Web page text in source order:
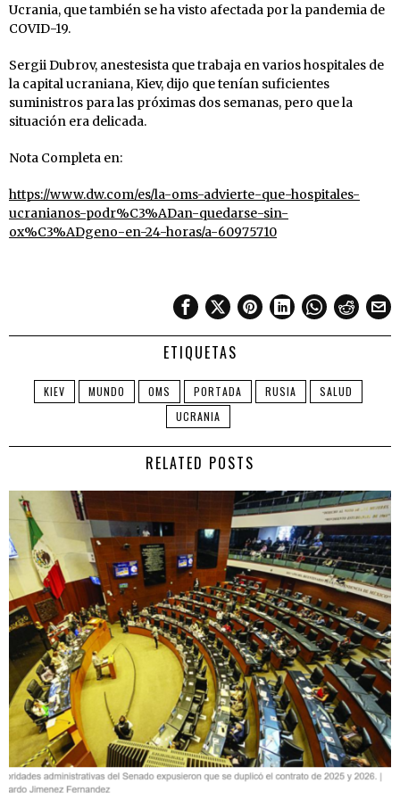
Ucrania, que también se ha visto afectada por la pandemia de
COVID-19.
Sergii Dubrov, anestesista que trabaja en varios hospitales de
la capital ucraniana, Kiev, dijo que tenían suficientes
suministros para las próximas dos semanas, pero que la
situación era delicada.
Nota Completa en:
https://www.dw.com/es/la-oms-advierte-que-hospitales-
ucranianos-podr%C3%ADan-quedarse-sin-
ox%C3%ADgeno-en-24-horas/a-60975710
ETIQUETAS
KIEV MUNDO OMS PORTADA RUSIA
SALUD
UCRANIA
RELATED POSTS